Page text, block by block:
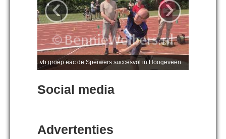
vb groep eac de Sperwers succesvol in Hoogeveen
‹ ›
Social media
Advertenties